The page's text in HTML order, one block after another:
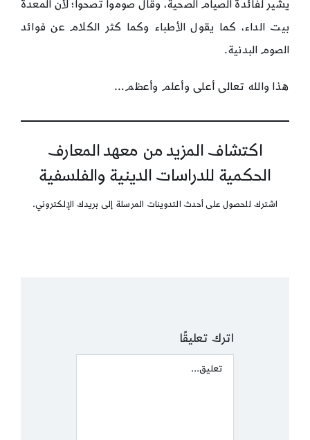
يشير لفائدة الصيام الصحية، وقال صوموا تصحوا؛ لأن المعدة
بيت الداء، كما يقول الأطباء وكما كثر الكلام عن فوائد
الصوم البدنية.
هذا والله تعالى أعلى وأعلم وأعظم…
اكتشاف المزيد من معهد المعارف
الحكمية للدراسات الدينية والفلسفية
اشترك للحصول على أحدث التدوينات المرسلة إلى بريدك الإلكتروني.
اترك تعليقًا
Comment